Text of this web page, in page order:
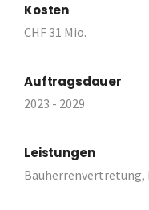
Kosten
CHF 31 Mio.
Auftragsdauer
2023 - 2029
Leistungen